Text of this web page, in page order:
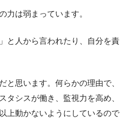
力は弱まっています。
と人から言われたり、自分を責
と思います。何らかの理由で、
タシスが働き、監視力を高め、
上動かないようにしているので